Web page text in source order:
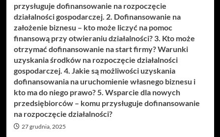
przysługuje dofinansowanie na rozpoczęcie
działalności gospodarczej. 2. Dofinansowanie na
założenie biznesu – kto może liczyć na pomoc
finansową przy otwieraniu działalności? 3. Kto może
otrzymać dofinansowanie na start firmy? Warunki
uzyskania środków na rozpoczęcie działalności
gospodarczej. 4. Jakie są możliwości uzyskania
dofinansowania na uruchomienie własnego biznesu i
kto ma do niego prawo? 5. Wsparcie dla nowych
przedsiębiorców – komu przysługuje dofinansowanie
na rozpoczęcie działalności?
27 grudnia, 2025